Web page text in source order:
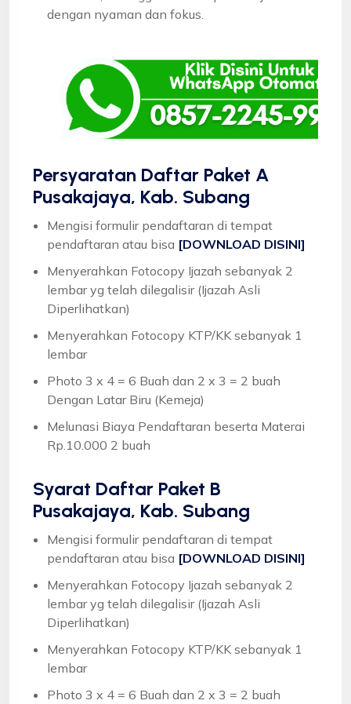
dengan nyaman dan fokus.
Persyaratan Daftar Paket A
Pusakajaya, Kab. Subang
Mengisi formulir pendaftaran di tempat
pendaftaran atau bisa [DOWNLOAD DISINI]
Menyerahkan Fotocopy Ijazah sebanyak 2
lembar yg telah dilegalisir (Ijazah Asli
Diperlihatkan)
Menyerahkan Fotocopy KTP/KK sebanyak 1
lembar
Photo 3 x 4 = 6 Buah dan 2 x 3 = 2 buah
Dengan Latar Biru (Kemeja)
Melunasi Biaya Pendaftaran beserta Materai
Rp.10.000 2 buah
Syarat Daftar Paket B
Pusakajaya, Kab. Subang
Mengisi formulir pendaftaran di tempat
pendaftaran atau bisa [DOWNLOAD DISINI]
Menyerahkan Fotocopy Ijazah sebanyak 2
lembar yg telah dilegalisir (Ijazah Asli
Diperlihatkan)
Menyerahkan Fotocopy KTP/KK sebanyak 1
lembar
Photo 3 x 4 = 6 Buah dan 2 x 3 = 2 buah